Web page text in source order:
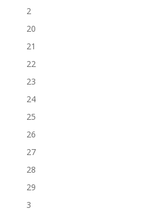
2
20
21
22
23
24
25
26
27
28
29
3